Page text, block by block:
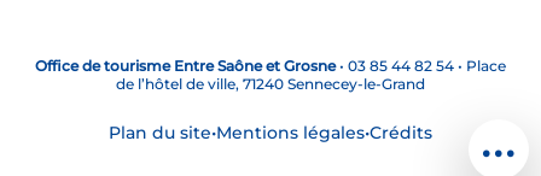
...
Office de tourisme Entre Saône et Grosne• 03 85 44 82 54 • Place
de l’hôtel de ville, 71240 Sennecey-le-Grand
Plan du site•Mentions légales•Crédits